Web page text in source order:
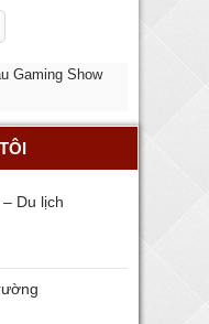
Gaming Show
Du lịch